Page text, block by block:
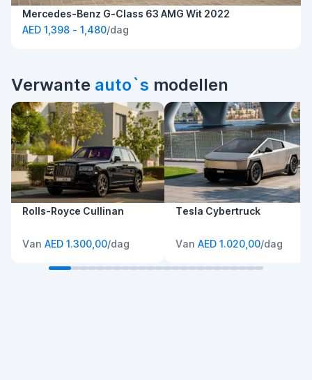
Mercedes-Benz G-Class 63 AMG Wit 2022
AED 1,398 - 1,480/dag
Verwante auto`s modellen
Rolls-Royce Cullinan
Van AED 1.300,00/dag
Tesla Cybertruck
Van AED 1.020,00/dag